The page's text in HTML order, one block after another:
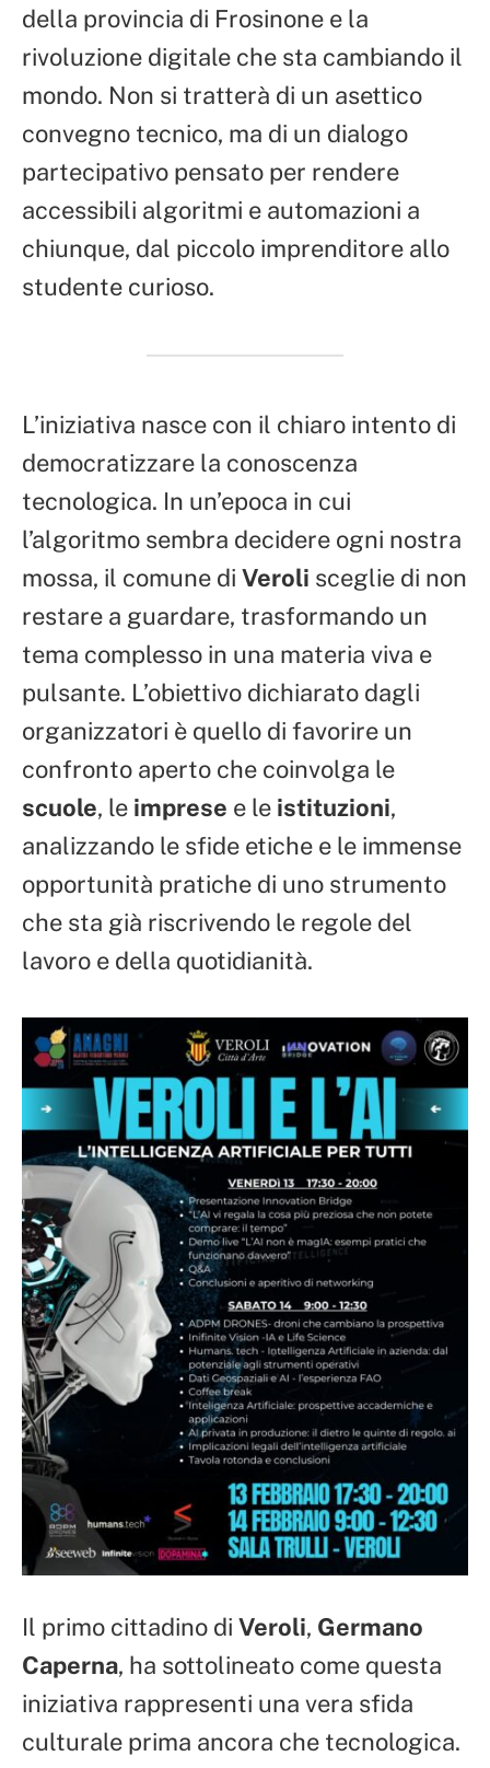
della provincia di Frosinone e la
rivoluzione digitale che sta cambiando il
mondo. Non si tratterà di un asettico
convegno tecnico, ma di un dialogo
partecipativo pensato per rendere
accessibili algoritmi e automazioni a
chiunque, dal piccolo imprenditore allo
studente curioso.
L’iniziativa nasce con il chiaro intento di
democratizzare la conoscenza
tecnologica. In un’epoca in cui
l’algoritmo sembra decidere ogni nostra
mossa, il comune di Veroli sceglie di non
restare a guardare, trasformando un
tema complesso in una materia viva e
pulsante. L’obiettivo dichiarato dagli
organizzatori è quello di favorire un
confronto aperto che coinvolga le
scuole, le imprese e le istituzioni,
analizzando le sfide etiche e le immense
opportunità pratiche di uno strumento
che sta già riscrivendo le regole del
lavoro e della quotidianità.
Il primo cittadino di Veroli, Germano
Caperna, ha sottolineato come questa
iniziativa rappresenti una vera sfida
culturale prima ancora che tecnologica.